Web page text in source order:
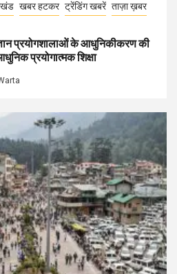
खबर हटकर ट्रेंडिंग खबरें ताज़ा ख़बर
प्रयोगशालाओं के आधुनिकीकरण की
प्रयोगात्मक शिक्षा